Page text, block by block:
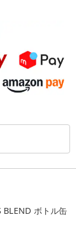
BLEND ボトル缶